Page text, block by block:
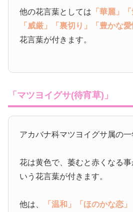
他の花言葉としては 「華麗」
「威厳」
「裏切り」 「豊かな愛
花言葉が付きます。
「マツヨイグサ(待宵草)」
アカバナ科マツヨイグサ属の一
花は黄色で、萎むと赤くなる事
いう花言葉が付きます。
他は、 「温和」 「ほのかな恋」